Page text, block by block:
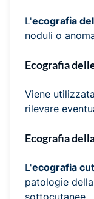
L'ecografia
noduli o
Ecografia
Viene
rilevare
Ecografia
L'ecografia
patologie